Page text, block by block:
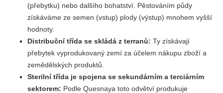
(přebytku) nebo dalšího bohatství. Pěstováním půdy
získáváme ze semen (vstup) plody (výstup) mnohem vyšší
hodnoty.
Distribuční třída se skládá z terranů: Ty získávají
přebytek vyprodukovaný zemí za účelem nákupu zboží a
zemědělských produktů.
Sterilní třída je spojena se sekundárním a terciárním
sektorem: Podle Quesnaya toto odvětví produkuje